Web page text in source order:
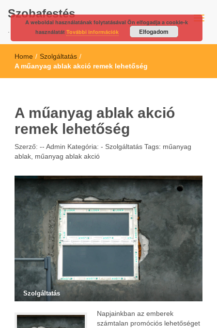
Szobafestés
Home / Szolgáltatás /
A műanyag ablak akció remek lehetőség
A műanyag ablak akció
remek lehetőség
Szerző: -- Admin Kategória: - Szolgáltatás Tags: műanyag
ablak műanyag ablak akció
Szolgáltatás
Napjainkban az emberek
számtalan promóciós lehetőséget
A weboldal használatának folytatásával Ön elfogadja a cookie-k
használatát További információk Elfogadom